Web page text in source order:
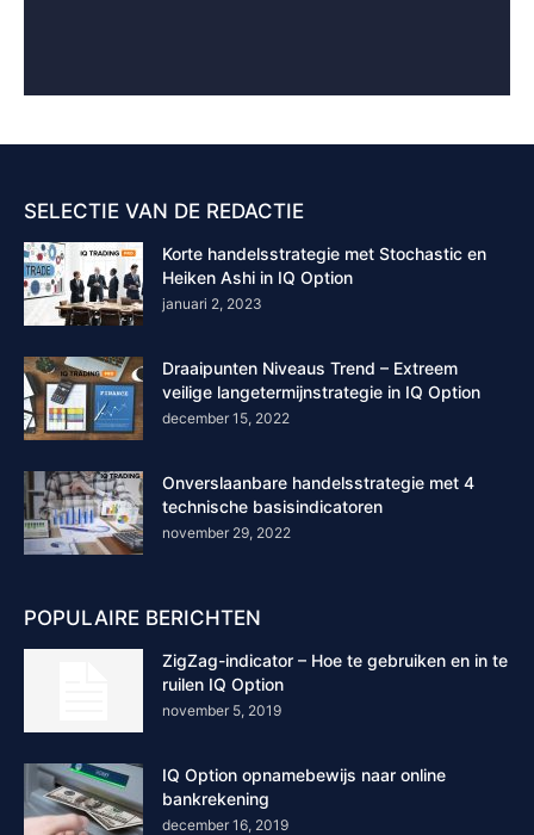
SELECTIE VAN DE REDACTIE
Korte handelsstrategie met Stochastic en
Heiken Ashi in IQ Option
januari 2, 2023
Draaipunten Niveaus Trend – Extreem
veilige langetermijnstrategie in IQ Option
december 15, 2022
Onverslaanbare handelsstrategie met 4
technische basisindicatoren
november 29, 2022
POPULAIRE BERICHTEN
ZigZag-indicator – Hoe te gebruiken en in te
ruilen IQ Option
november 5, 2019
IQ Option opnamebewijs naar online
bankrekening
december 16, 2019